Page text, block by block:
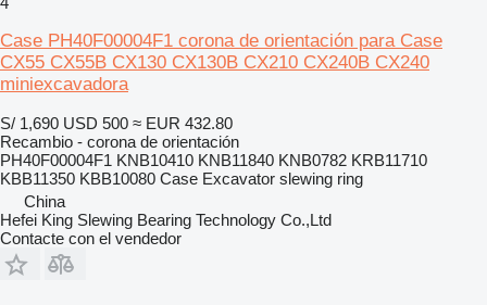
Case PH40F00004F1 corona de orientación para Case
CX55 CX55B CX130 CX130B CX210 CX240B CX240
miniexcavadora
S/ 1,690 USD 500 ≈ EUR 432.80
Recambio - corona de orientación
PH40F00004F1 KNB10410 KNB11840 KNB0782 KRB11710
KBB11350 KBB10080 Case Excavator slewing ring
China
Hefei King Slewing Bearing Technology Co.,Ltd
Contacte con el vendedor